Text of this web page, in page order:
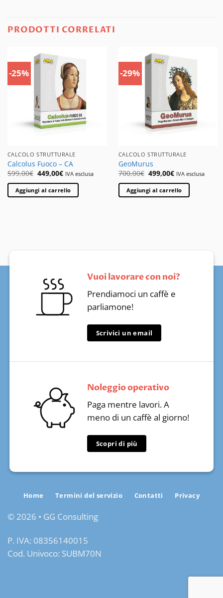
PRODOTTI CORRELATI
-25%
CALCOLO STRUTTURALE
Calcolus Fuoco – CA
599,00€ Il
prezzo
originale
era:
599,00€.
449,00€Il
attuale
è:
449,00€.
IVA esclusa
Aggiungi al carrello
-29%
CALCOLO STRUTTURALE
GeoMurus
700,00€ Il
prezzo
originale
era:
700,00€.
499,00€Il
attuale
è:
499,00€.
IVA esclusa
Aggiungi al carrello
Vuoi lavorare con noi?
Prendiamoci un caffè e
parliamone!
Scrivici un email
Noleggio operativo
Paga mentre lavori. A
meno di un caffè al giorno!
Scopri di più
© 2026 • GG Consulting
Home Termini del servizio Contatti Privacy
P. IVA: 08356140015
Cod. Univoco: SUBM70N